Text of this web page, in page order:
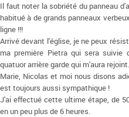
Il faut noter la sobriété du panneau
habitué à de grands panneaux
ligne !!!
Arrivé devant l'église, je ne peux
ma première Pietra qui sera suivie
quatuor arrière garde qui m'aura rejoint.
Marie, Nicolas et moi nous disons
est toujours aussi sympathique !
J'ai effectué cette ultime étape, de
en un peu plus de 6 heures.